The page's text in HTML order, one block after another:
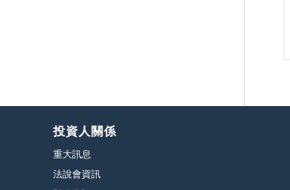
投資人關係
重大訊息
法說會資訊